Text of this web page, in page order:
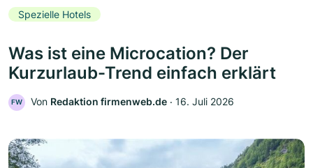
Spezielle Hotels
Was ist eine Microcation? Der
Kurzurlaub-Trend einfach erklärt
FW Von Redaktion firmenweb.de ‧ 16. Juli 2026